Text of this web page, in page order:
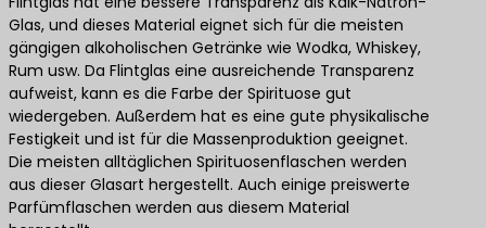
Glas, und dieses Material eignet sich für die meisten
gängigen alkoholischen Getränke wie Wodka, Whiskey,
Rum usw. Da Flintglas eine ausreichende Transparenz
aufweist, kann es die Farbe der Spirituose gut
wiedergeben. Außerdem hat es eine gute physikalische
Festigkeit und ist für die Massenproduktion geeignet.
Die meisten alltäglichen Spirituosenflaschen werden
aus dieser Glasart hergestellt. Auch einige preiswerte
Parfümflaschen werden aus diesem Material